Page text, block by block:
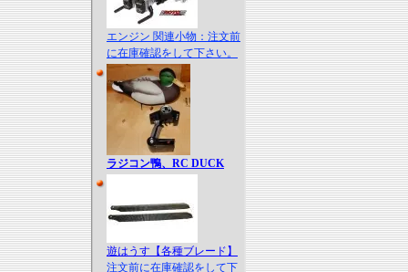
エンジン 関連小物：注文前
に在庫確認をして下さい。
ラジコン鴨、RC DUCK
遊はうす【各種ブレード】
注文前に在庫確認をして下